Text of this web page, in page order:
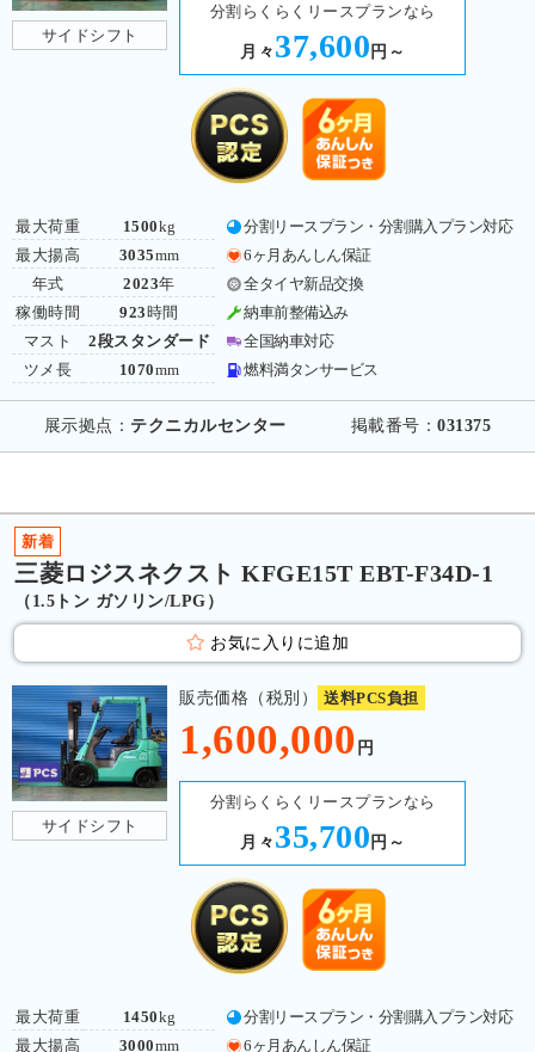
サイドシフト
分割らくらくリースプランなら
月々 37,600 円～
最大荷重
最大揚高
年式
稼働時間
マスト
ツメ長
1500kg
3035mm
2023年
923 時間
2段スタンダード
1070mm
分割リースプラン・分割購入プラン対応
6ヶ月あんしん保証
全タイヤ新品交換
納車前整備込み
全国納車対応
燃料満タンサービス
展示拠点： テクニカルセンター 掲載番号：031375
新着
三菱ロジスネクスト KFGE15T EBT-F34D-1
（1.5トン ガソリン/LPG）
お気に入りに追加
サイドシフト
販売価格（税別） 送料PCS負担
1,600,000 円
分割らくらくリースプランなら
月々 35,700 円～
最大荷重
最大揚高
1450kg
3000mm
分割リースプラン・分割購入プラン対応
6ヶ月あんしん保証